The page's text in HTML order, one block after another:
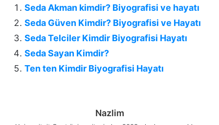
Seda Akman kimdir? Biyografisi ve hayatı
Seda Güven Kimdir? Biyografisi ve Hayatı
Seda Telciler Kimdir Biyografisi Hayatı
Seda Sayan Kimdir?
Ten ten Kimdir Biyografisi Hayatı
Nazlim